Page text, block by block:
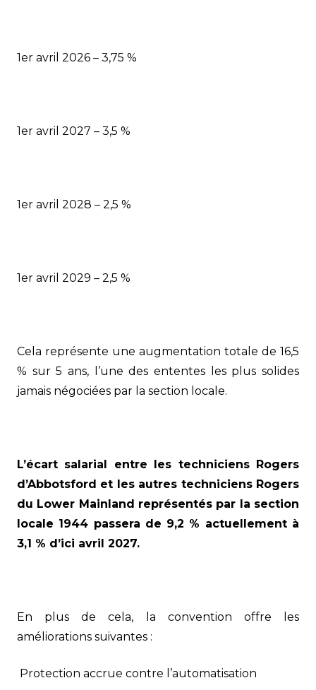
1er avril 2026 – 3,75 %
1er avril 2027 – 3,5 %
1er avril 2028 – 2,5 %
1er avril 2029 – 2,5 %
Cela représente une augmentation totale de 16,5
% sur 5 ans, l’une des ententes les plus solides
jamais négociées par la section locale.
L’écart salarial entre les techniciens Rogers
d’Abbotsford et les autres techniciens Rogers
du Lower Mainland représentés par la section
locale 1944 passera de 9,2 % actuellement à
3,1 % d’ici avril 2027.
En plus de cela, la convention offre les
améliorations suivantes :
Protection accrue contre l’automatisation